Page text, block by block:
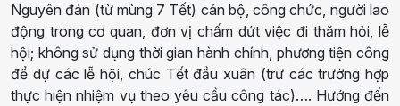
Nguyên đán (từ mùng 7 Tết) cán bộ, công chức, người lao
động trong cơ quan, đơn vị chấm dứt việc đi thăm hỏi, lễ
hội; không sử dụng thời gian hành chính, phương tiện công
để dự các lễ hội, chúc Tết đầu xuân (trừ các trường hợp
thực hiện nhiệm vụ theo yêu cầu công tác)…. Hướng đến